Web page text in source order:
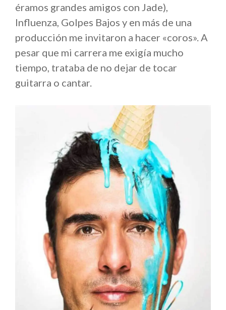
éramos grandes amigos con Jade),
Influenza, Golpes Bajos y en más de una
producción me invitaron a hacer «coros». A
pesar que mi carrera me exigía mucho
tiempo, trataba de no dejar de tocar
guitarra o cantar.